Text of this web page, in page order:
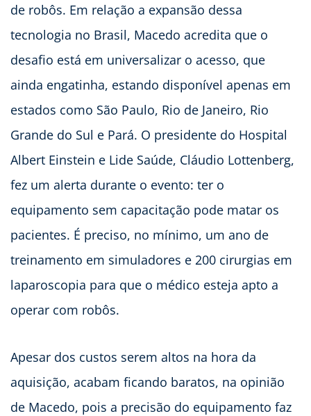
de robôs. Em relação a expansão dessa
tecnologia no Brasil, Macedo acredita que o
desafio está em universalizar o acesso, que
ainda engatinha, estando disponível apenas em
estados como São Paulo, Rio de Janeiro, Rio
Grande do Sul e Pará. O presidente do Hospital
Albert Einstein e Lide Saúde, Cláudio Lottenberg,
fez um alerta durante o evento: ter o
equipamento sem capacitação pode matar os
pacientes. É preciso, no mínimo, um ano de
treinamento em simuladores e 200 cirurgias em
laparoscopia para que o médico esteja apto a
operar com robôs.
Apesar dos custos serem altos na hora da
aquisição, acabam ficando baratos, na opinião
de Macedo, pois a precisão do equipamento faz